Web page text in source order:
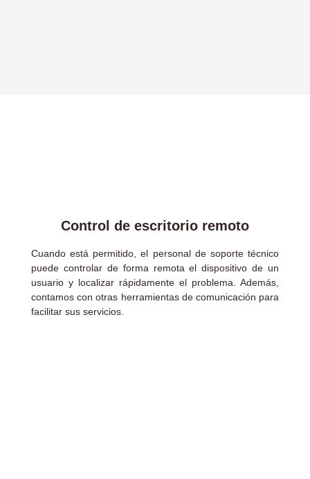
Control de escritorio remoto
Cuando está permitido, el personal de soporte técnico
puede controlar de forma remota el dispositivo de un
usuario y localizar rápidamente el problema. Además,
contamos con otras herramientas de comunicación para
facilitar sus servicios.